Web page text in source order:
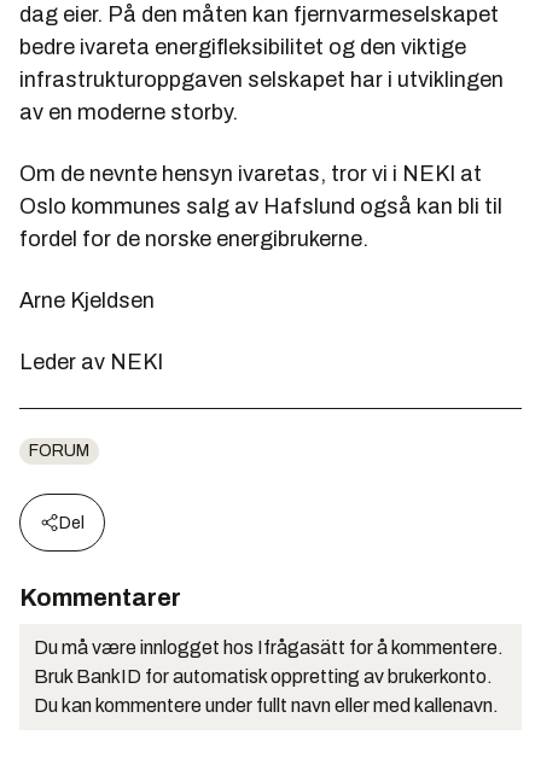
dag eier. På den måten kan fjernvarmeselskapet
bedre ivareta energifleksibilitet og den viktige
infrastrukturoppgaven selskapet har i utviklingen
av en moderne storby.
Om de nevnte hensyn ivaretas, tror vi i NEKI at
Oslo kommunes salg av Hafslund også kan bli til
fordel for de norske energibrukerne.
Arne Kjeldsen
Leder av NEKI
FORUM
Del
Kommentarer
Du må være innlogget hos Ifrågasätt for å kommentere.
Bruk BankID for automatisk oppretting av brukerkonto.
Du kan kommentere under fullt navn eller med kallenavn.